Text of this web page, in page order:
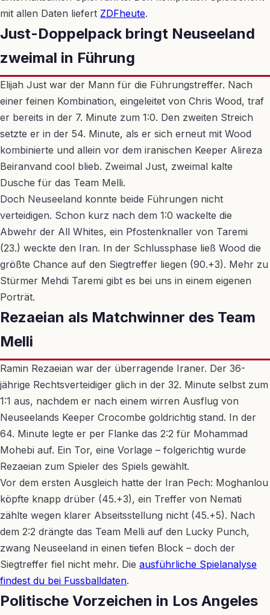
mit allen Daten liefert ZDFheute.
Just-Doppelpack bringt Neuseeland
zweimal in Führung
Elijah Just war der Mann für die Führungstreffer. Nach
einer feinen Kombination, eingeleitet von Chris Wood, traf
er bereits in der 7. Minute zum 1:0. Den zweiten Streich
setzte er in der 54. Minute, als er sich erneut mit Wood
kombinierte und allein vor dem iranischen Keeper Alireza
Beiranvand cool blieb. Zweimal Just, zweimal kalte
Dusche für das Team Melli.
Doch Neuseeland konnte beide Führungen nicht
verteidigen. Schon kurz nach dem 1:0 wackelte die
Abwehr der All Whites, ein Pfostenknaller von Taremi
(23.) weckte den Iran. In der Schlussphase ließ Wood die
größte Chance auf den Siegtreffer liegen (90.+3). Mehr zu
Stürmer Mehdi Taremi gibt es bei uns in einem eigenen
Porträt.
Rezaeian als Matchwinner des Team
Melli
Ramin Rezaeian war der überragende Iraner. Der 36-
jährige Rechtsverteidiger glich in der 32. Minute selbst zum
1:1 aus, nachdem er nach einem wirren Ausflug von
Neuseelands Keeper Crocombe goldrichtig stand. In der
64. Minute legte er per Flanke das 2:2 für Mohammad
Mohebi auf. Ein Tor, eine Vorlage – folgerichtig wurde
Rezaeian zum Spieler des Spiels gewählt.
Vor dem ersten Ausgleich hatte der Iran Pech: Moghanlou
köpfte knapp drüber (45.+3), ein Treffer von Nemati
zählte wegen klarer Abseitsstellung nicht (45.+5). Nach
dem 2:2 drängte das Team Melli auf den Lucky Punch,
zwang Neuseeland in einen tiefen Block – doch der
Siegtreffer fiel nicht mehr. Die ausführliche Spielanalyse
findest du bei Fussballdaten.
Politische Vorzeichen in Los Angeles